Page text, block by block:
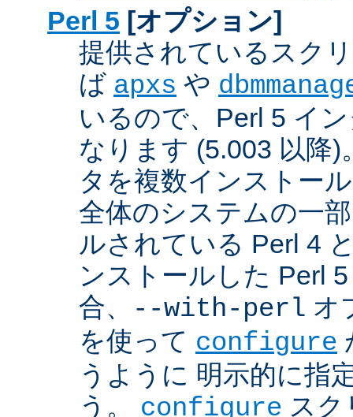
Perl 5 [オプション]
提供されているスク
ば apxs や
いるので、Perl 5 イ
なります (5.003 以降
タを複数インストー
全体のシステムの一
ルされている Perl 4
ンストールした Perl
合、
--with-perl オ
を使って configure
うように 明示的に指
う。 configure スク